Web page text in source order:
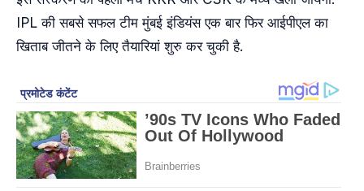
IPL की सबसे सफल टीम मुंबई इंडियंस एक बार फिर आईपीएल का
खिताब जीतने के लिए तैयारियां शुरु कर चुकी है.